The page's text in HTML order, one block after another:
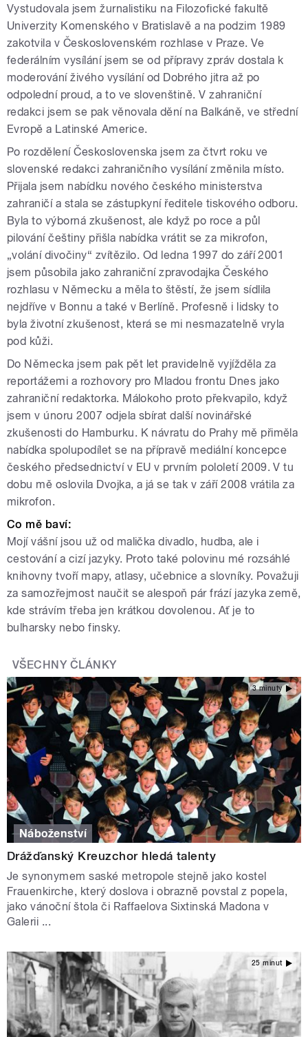
Vystudovala jsem žurnalistiku na Filozofické fakultě
Univerzity Komenského v Bratislavě a na podzim 1989
zakotvila v Československém rozhlase v Praze. Ve
federálním vysílání jsem se od přípravy zpráv dostala k
moderování živého vysílání od Dobrého jitra až po
odpolední proud, a to ve slovenštině. V zahraniční
redakci jsem se pak věnovala dění na Balkáně, ve střední
Evropě a Latinské Americe.
Po rozdělení Československa jsem za čtvrt roku ve
slovenské redakci zahraničního vysílání změnila místo.
Přijala jsem nabídku nového českého ministerstva
zahraničí a stala se zástupkyní ředitele tiskového odboru.
Byla to výborná zkušenost, ale když po roce a půl
pilování češtiny přišla nabídka vrátit se za mikrofon,
„volání divočiny“ zvítězilo. Od ledna 1997 do září 2001
jsem působila jako zahraniční zpravodajka Českého
rozhlasu v Německu a měla to štěstí, že jsem sídlila
nejdříve v Bonnu a také v Berlíně. Profesně i lidsky to
byla životní zkušenost, která se mi nesmazatelně vryla
pod kůži.
Do Německa jsem pak pět let pravidelně vyjížděla za
reportážemi a rozhovory pro Mladou frontu Dnes jako
zahraniční redaktorka. Málokoho proto překvapilo, když
jsem v únoru 2007 odjela sbírat další novinářské
zkušenosti do Hamburku. K návratu do Prahy mě přiměla
nabídka spolupodílet se na přípravě mediální koncepce
českého předsednictví v EU v prvním pololetí 2009. V tu
dobu mě oslovila Dvojka, a já se tak v září 2008 vrátila za
mikrofon.
Co mě baví:
Mojí vášní jsou už od malička divadlo, hudba, ale i
cestování a cizí jazyky. Proto také polovinu mé rozsáhlé
knihovny tvoří mapy, atlasy, učebnice a slovníky. Považuji
za samozřejmost naučit se alespoň pár frází jazyka země,
kde strávím třeba jen krátkou dovolenou. Ať je to
bulharsky nebo finsky.
VŠECHNY ČLÁNKY
3 minuty
Náboženství
Drážďanský Kreuzchor hledá talenty
Je synonymem saské metropole stejně jako kostel
Frauenkirche, který doslova i obrazně povstal z popela,
jako vánoční štola či Raffaelova Sixtinská Madona v
Galerii ...
25 minut